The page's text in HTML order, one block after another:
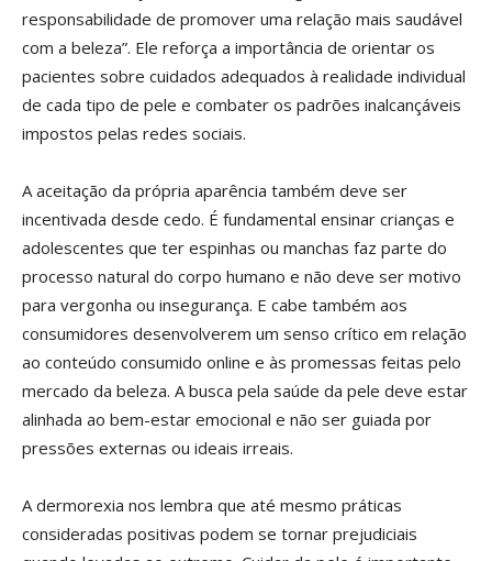
responsabilidade de promover uma relação mais saudável
com a beleza”. Ele reforça a importância de orientar os
pacientes sobre cuidados adequados à realidade individual
de cada tipo de pele e combater os padrões inalcançáveis
impostos pelas redes sociais.
A aceitação da própria aparência também deve ser
incentivada desde cedo. É fundamental ensinar crianças e
adolescentes que ter espinhas ou manchas faz parte do
processo natural do corpo humano e não deve ser motivo
para vergonha ou insegurança. E cabe também aos
consumidores desenvolverem um senso crítico em relação
ao conteúdo consumido online e às promessas feitas pelo
mercado da beleza. A busca pela saúde da pele deve estar
alinhada ao bem-estar emocional e não ser guiada por
pressões externas ou ideais irreais.
A dermorexia nos lembra que até mesmo práticas
consideradas positivas podem se tornar prejudiciais